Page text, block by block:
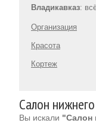
Владикавказ:
Организация
Красота
Кортеж
Салон
Вы искали "Салон